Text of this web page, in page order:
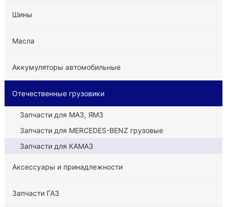
Шины
Масла
Аккумуляторы автомобильные
Отечественные грузовики
Запчасти для МАЗ, ЯМЗ
Запчасти для MERCEDES-BENZ грузовые
Запчасти для КАМАЗ
Аксессуары и принадлежности
Запчасти ГАЗ